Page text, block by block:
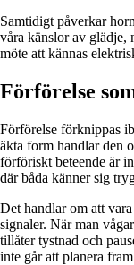
Samtidigt påverkar
våra känslor av glädje,
möte att kännas
Förförelse
Förförelse förknippas
äkta form handlar den
förföriskt beteende är
där båda känner sig
Det handlar om att
signaler. När man
tillåter tystnad och
inte går att planera